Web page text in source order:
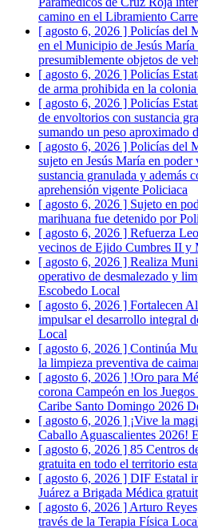
camino en el Libramiento
[ agosto 6, 2026 ] Policías del
en el Municipio de Jesús María
presumiblemente objetos de
[ agosto 6, 2026 ] Policías
de arma prohibida en la
[ agosto 6, 2026 ] Policías
de envoltorios con sustancia
sumando un peso aproximado
[ agosto 6, 2026 ] Policías del
sujeto en Jesús María en
sustancia granulada y además
aprehensión vigente Policiaca
[ agosto 6, 2026 ] Sujeto en
marihuana fue detenido por
[ agosto 6, 2026 ] Refuerza
vecinos de Ejido Cumbres II
[ agosto 6, 2026 ] Realiza
operativo de desmalezado y
Escobedo Local
[ agosto 6, 2026 ] Fortalecen
impulsar el desarrollo integral
Local
[ agosto 6, 2026 ] Continúa
la limpieza preventiva de
[ agosto 6, 2026 ] !Oro para
corona Campeón en los
Caribe Santo Domingo 2026
[ agosto 6, 2026 ] ¡Vive la
Caballo Aguascalientes 2026!
[ agosto 6, 2026 ] 85 Centros
gratuita en todo el territorio
[ agosto 6, 2026 ] DIF Estatal
Juárez a Brigada Médica
[ agosto 6, 2026 ] Arturo
través de la Terapia Física